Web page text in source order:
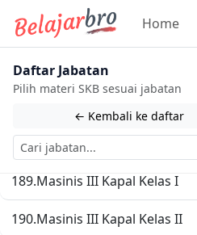
Home
Daftar Jabatan
Pilih materi SKB sesuai jabatan
← Kembali ke daftar
185.Masinis I Kapal Kelas IV
186.Masinis II Kapal Kelas I
188.Masinis II Kapal Kelas III
189.Masinis III Kapal Kelas I
190.Masinis III Kapal Kelas II